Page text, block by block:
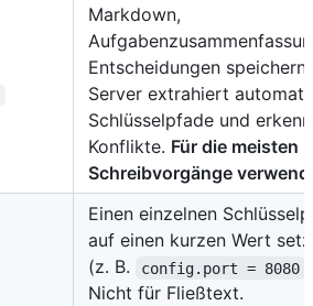
Markdown,
Entscheidungen
Server extrahiert
Schlüsselpfade und
Konflikte. Für die meisten
Schreibvorgänge
Einen einzelnen
auf einen kurzen Wert
(z. B.
config.port = 8080
Nicht für Fließtext.